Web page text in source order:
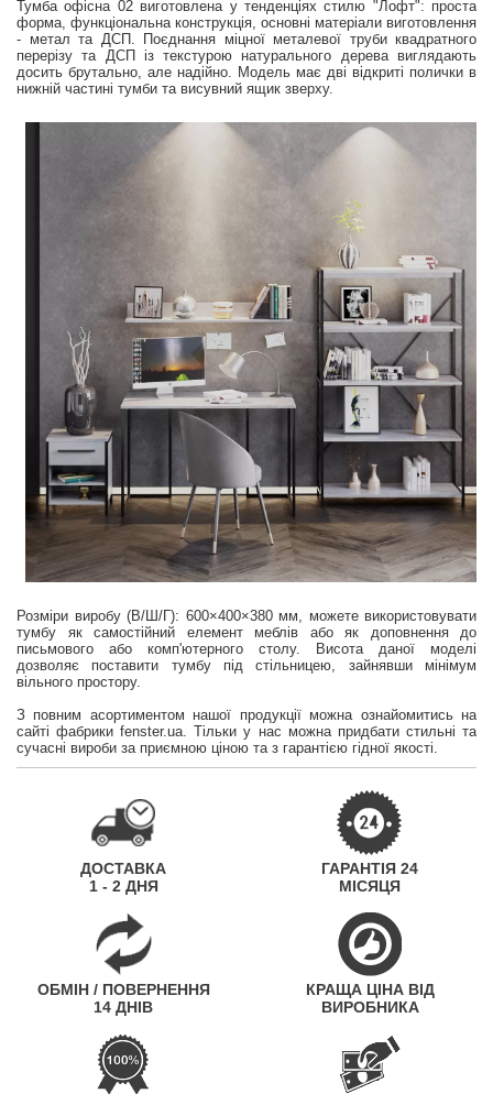
Тумба офісна 02 виготовлена у тенденціях стилю "Лофт": проста
форма, функціональна конструкція, основні матеріали виготовлення
- метал та ДСП. Поєднання міцної металевої труби квадратного
перерізу та ДСП із текстурою натурального дерева виглядають
досить брутально, але надійно. Модель має дві відкриті полички в
нижній частині тумби та висувний ящик зверху.
Розміри виробу (В/Ш/Г): 600×400×380 мм, можете використовувати
тумбу як самостійний елемент меблів або як доповнення до
письмового або комп'ютерного столу. Висота даної моделі
дозволяє поставити тумбу під стільницею, зайнявши мінімум
вільного простору.
З повним асортиментом нашої продукції можна ознайомитись на
сайті фабрики fenster.ua. Тільки у нас можна придбати стильні та
сучасні вироби за приємною ціною та з гарантією гідної якості.
ДОСТАВКА
1 - 2 ДНЯ
ГАРАНТІЯ 24
МІСЯЦЯ
ОБМІН / ПОВЕРНЕННЯ
14 ДНІВ
КРАЩА ЦІНА ВІД
ВИРОБНИКА